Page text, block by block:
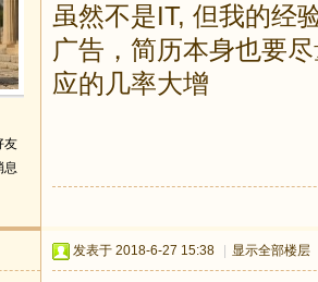
友
息
虽然不是IT, 但我的经
广告，简历本身也要
应的几率大增
发表于 2018-6-27 15:38 显示全部楼层